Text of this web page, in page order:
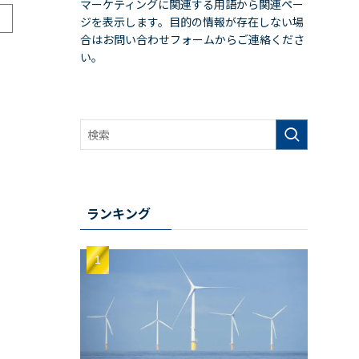
マーケティングに関連する用語から関連ペー
ジを表示します。目的の情報が存在しない場
合はお問い合わせフォームからご連絡くださ
い。
ランキング